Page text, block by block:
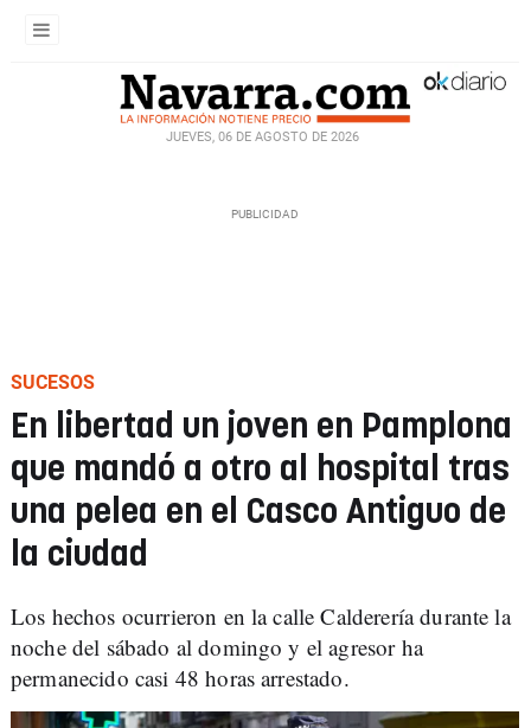
JUEVES, 06 DE AGOSTO DE 2026
SUCESOS
En libertad un joven en Pamplona
que mandó a otro al hospital tras
una pelea en el Casco Antiguo de
la ciudad
Los hechos ocurrieron en la calle Calderería durante la
noche del sábado al domingo y el agresor ha
permanecido casi 48 horas arrestado.